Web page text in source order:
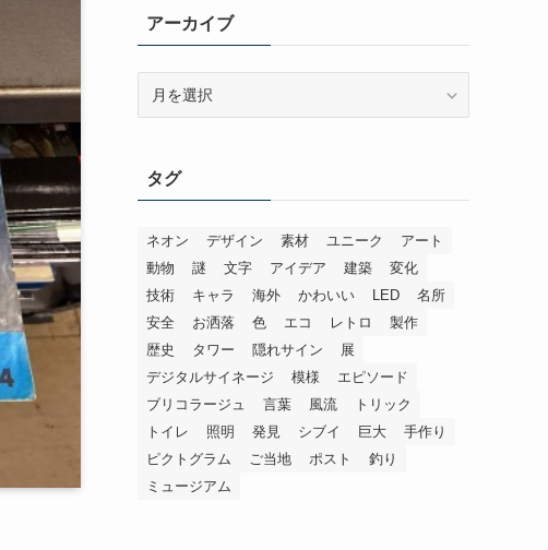
アーカイブ
ブタグ
ネオン デザイン 素材 ユニーク
アート
動物
謎 文字 アイデア 建築
変化
技術
キャラ 海外 かわいい LED
名所
安全
お洒落 色 エコ レトロ
製作
歴史
タワー 隠れサイン
展
デジタルサイネージ
模様
エピソード
ブリコラージュ
言葉 風流
トリック
トイレ
照明 発見 シブイ 巨大
手作り
ピクトグラム
ご当地 ポスト
釣り
ミュージアム